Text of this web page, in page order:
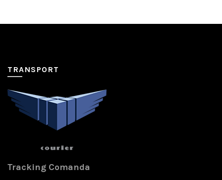
TRANSPORT
Tracking Comanda